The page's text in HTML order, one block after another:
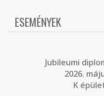
ESEMÉNYEK
Jubileumi
2026.
K